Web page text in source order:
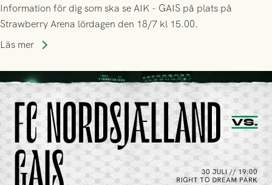
Information för dig som ska se AIK - GAIS på plats på
Strawberry Arena lördagen den 18/7 kl 15.00.
Läs mer